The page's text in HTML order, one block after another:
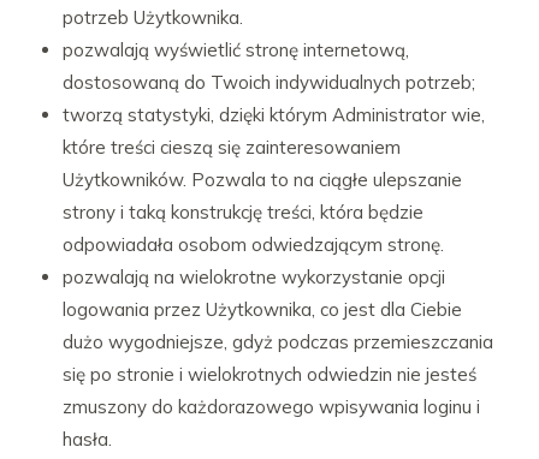
potrzeb Użytkownika.
pozwalają wyświetlić stronę internetową,
dostosowaną do Twoich indywidualnych potrzeb;
tworzą statystyki, dzięki którym Administrator wie,
które treści cieszą się zainteresowaniem
Użytkowników. Pozwala to na ciągłe ulepszanie
strony i taką konstrukcję treści, która będzie
odpowiadała osobom odwiedzającym stronę.
pozwalają na wielokrotne wykorzystanie opcji
logowania przez Użytkownika, co jest dla Ciebie
dużo wygodniejsze, gdyż podczas przemieszczania
się po stronie i wielokrotnych odwiedzin nie jesteś
zmuszony do każdorazowego wpisywania loginu i
hasła.